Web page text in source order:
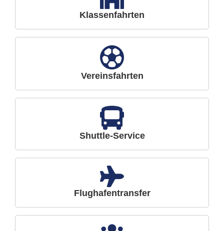
Klassenfahrten
Vereinsfahrten
Shuttle-Service
Flughafentransfer